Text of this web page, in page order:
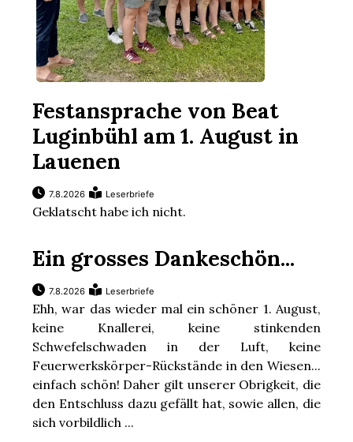
Festansprache von Beat
Luginbühl am 1. August in
Lauenen
7.8.2026 Leserbriefe
Geklatscht habe ich nicht.
Ein grosses Dankeschön...
7.8.2026 Leserbriefe
Ehh, war das wieder mal ein schöner 1. August,
keine Knallerei, keine stinkenden
Schwefelschwaden in der Luft, keine
Feuerwerkskörper-Rückstände in den Wiesen...
einfach schön! Daher gilt unserer Obrigkeit, die
den Entschluss dazu gefällt hat, sowie allen, die
sich vorbildlich ...